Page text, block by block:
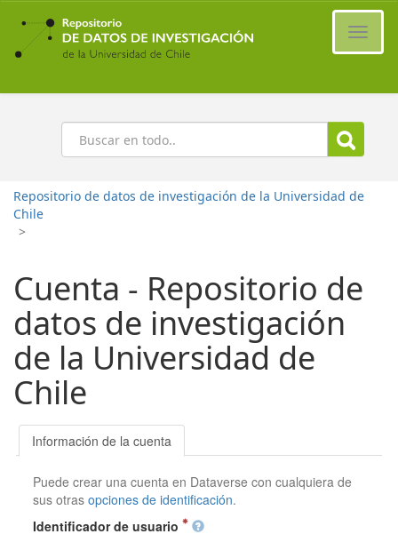
Ir
contenido
principal
Buscar
Repositorio de datos de investigación de la Universidad de
Chile
>
Cuenta - Repositorio de
datos de investigación
de la Universidad de
Chile
Información de la cuenta
Puede crear una cuenta en Dataverse con cualquiera de
sus otrasopciones de identificación.
Identificador de usuario